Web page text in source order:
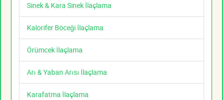
Sinek & Kara Sinek İlaçlama
Kalorifer Böceği İlaçlama
Örümcek İlaçlama
Arı & Yaban Arısı İlaçlama
Karafatma İlaçlama